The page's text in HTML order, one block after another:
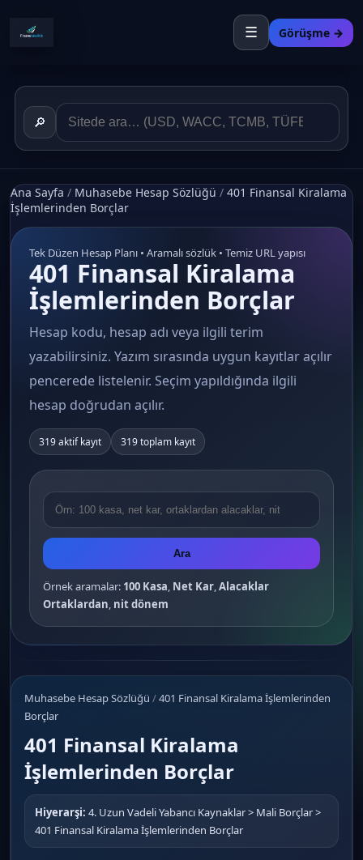
☰ Görüşme →
🔎
Ana Sayfa / Muhasebe Hesap Sözlüğü / 401 Finansal Kiralama
İşlemlerinden Borçlar
Tek Düzen Hesap Planı • Aramalı sözlük • Temiz URL yapısı
401 Finansal Kiralama
İşlemlerinden Borçlar
Hesap kodu, hesap adı veya ilgili terim
yazabilirsiniz. Yazım sırasında uygun kayıtlar açılır
pencerede listelenir. Seçim yapıldığında ilgili
hesap doğrudan açılır.
319 aktif kayıt 319 toplam kayıt
Ara
Örnek aramalar: 100 Kasa, Net Kar,Alacaklar
Ortaklardan, nit dönem
Muhasebe Hesap Sözlüğü /401 Finansal Kiralama İşlemlerinden
Borçlar
401 Finansal Kiralama
İşlemlerinden Borçlar
Hiyerarşi: 4. Uzun Vadeli Yabancı Kaynaklar > Mali Borçlar >
401 Finansal Kiralama İşlemlerinden Borçlar